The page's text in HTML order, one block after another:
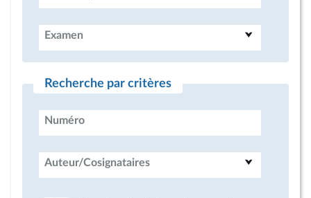
Examen
Recherche par critères
Numéro
Auteur/Cosignataires